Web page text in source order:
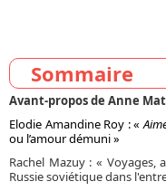
Sommaire
Avant-proposde Anne
Elodie Amandine Roy : «
ou l’amour démuni »
Rachel Mazuy : « Voyages,
Russie soviétique dans